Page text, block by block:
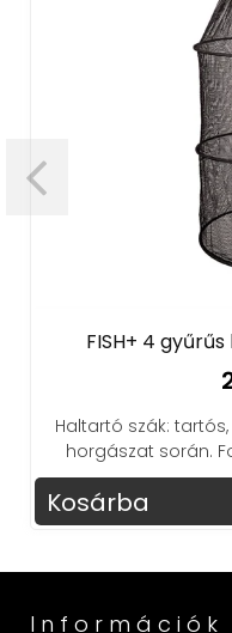
FISH+ 4
Haltartó szák:
horgászat során.
Kosárba
Információk